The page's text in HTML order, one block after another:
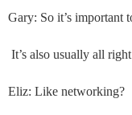
Gary: So it’s important
It’s also usually all
Eliz: Like networking?